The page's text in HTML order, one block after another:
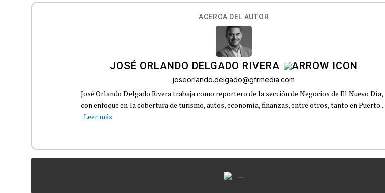
ACERCA DEL AUTOR
JOSÉ ORLANDO DELGADO RIVERA
joseorlando.delgado@gfrmedia.com
José Orlando Delgado Rivera trabaja como reportero de la sección de Negocios de El Nuevo Día,
con enfoque en la cobertura de turismo, autos, economía, finanzas, entre otros, tanto en Puerto...
Leer más
...